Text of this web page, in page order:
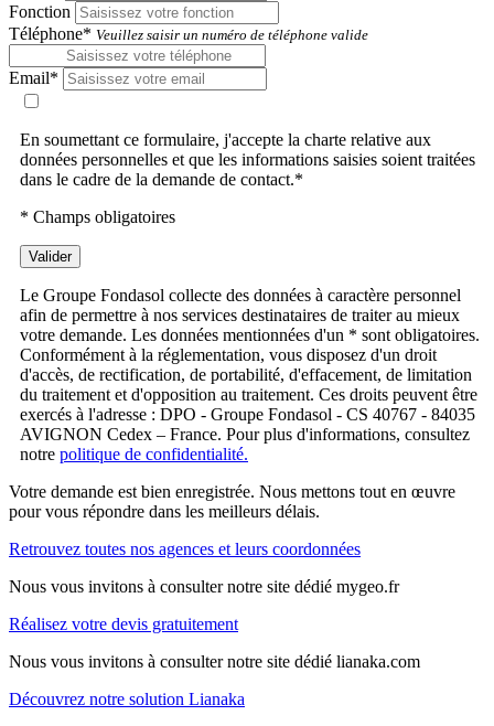
Fonction
Téléphone* Veuillez saisir un numéro de téléphone valide
Email*
En soumettant ce formulaire, j'accepte la charte relative aux
données personnelles et que les informations saisies soient traitées
dans le cadre de la demande de contact.*
* Champs obligatoires
Valider
Le Groupe Fondasol collecte des données à caractère personnel
afin de permettre à nos services destinataires de traiter au mieux
votre demande. Les données mentionnées d'un * sont obligatoires.
Conformément à la réglementation, vous disposez d'un droit
d'accès, de rectification, de portabilité, d'effacement, de limitation
du traitement et d'opposition au traitement. Ces droits peuvent être
exercés à l'adresse : DPO - Groupe Fondasol - CS 40767 - 84035
AVIGNON Cedex – France. Pour plus d'informations, consultez
notre politique de confidentialité.
Votre demande est bien enregistrée. Nous mettons tout en œuvre
pour vous répondre dans les meilleurs délais.
Retrouvez toutes nos agences et leurs coordonnées
Nous vous invitons à consulter notre site dédié mygeo.fr
Réalisez votre devis gratuitement
Nous vous invitons à consulter notre site dédié lianaka.com
Découvrez notre solution Lianaka